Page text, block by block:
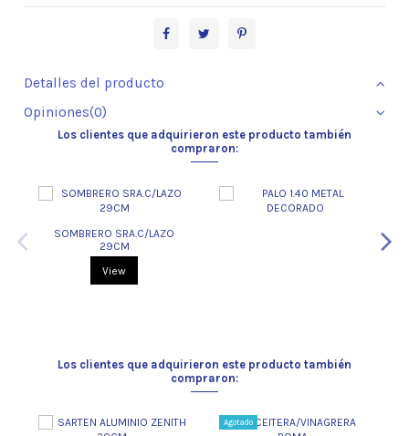
Detalles del producto
Opiniones(0)
Los clientes que adquirieron este producto también
compraron:
SOMBRERO SRA.C/LAZO
29CM
View
Los clientes que adquirieron este producto también
compraron:
Agotado